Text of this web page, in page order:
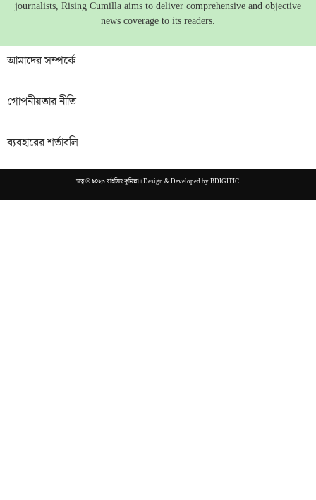
journalists, Rising Cumilla aims to deliver comprehensive and objective
news coverage to its readers.
আমাদের সম্পর্কে
গোপনীয়তার নীতি
ব্যবহারের শর্তাবলি
স্বত্ব © ২০২৩ রাইজিং কুমিল্লা। Design & Developed byBDIGITIC